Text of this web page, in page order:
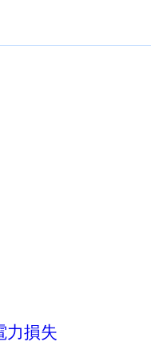
力損失